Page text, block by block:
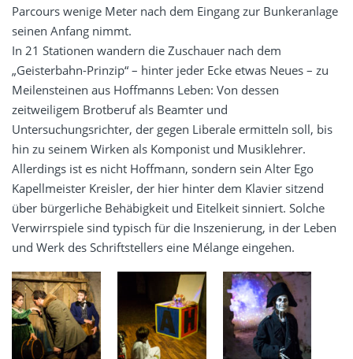
Parcours wenige Meter nach dem Eingang zur Bunkeranlage
seinen Anfang nimmt.
In 21 Stationen wandern die Zuschauer nach dem
„Geisterbahn-Prinzip“ – hinter jeder Ecke etwas Neues – zu
Meilensteinen aus Hoffmanns Leben: Von dessen
zeitweiligem Brotberuf als Beamter und
Untersuchungsrichter, der gegen Liberale ermitteln soll, bis
hin zu seinem Wirken als Komponist und Musiklehrer.
Allerdings ist es nicht Hoffmann, sondern sein Alter Ego
Kapellmeister Kreisler, der hier hinter dem Klavier sitzend
über bürgerliche Behäbigkeit und Eitelkeit sinniert. Solche
Verwirrspiele sind typisch für die Inszenierung, in der Leben
und Werk des Schriftstellers eine Mélange eingehen.